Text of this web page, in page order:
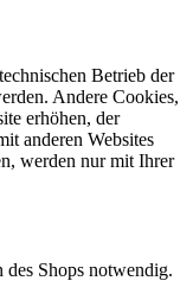
Betrieb der
Andere Cookies,
erhöhen, der
anderen Websites
werden nur mit Ihrer
Shops notwendig.